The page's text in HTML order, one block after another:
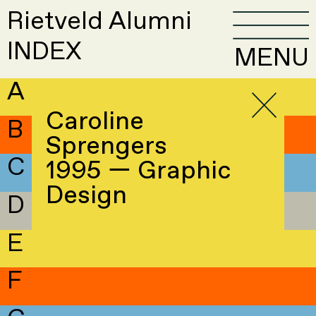
Rietveld Alumni
INDEX
MENU
A
B
C
D
E
F
Caroline
Sprengers
1995 — Graphic
Design